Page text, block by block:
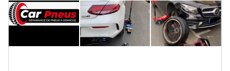
rapide sous 20 à 30 minutes Vente pneus neuf et
d'occasion à des prix abordables Dépannage crevaison
réparation de pneus